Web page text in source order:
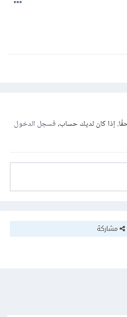
إذا كان لديك حساب،فسجل الدخول
مشاركة